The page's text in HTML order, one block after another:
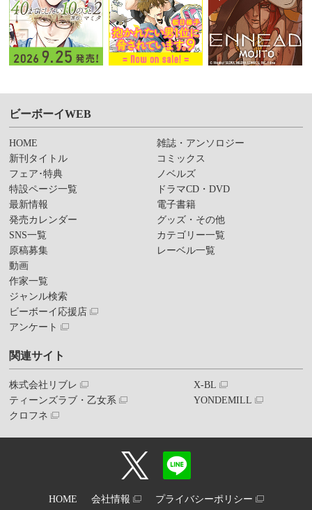
ビーボーイWEB
HOME
新刊タイトル
フェア･特典
特設ページ一覧
最新情報
発売カレンダー
SNS一覧
原稿募集
動画
作家一覧
ジャンル検索
ビーボーイ応援店
アンケート
雑誌・アンソロジー
コミックス
ノベルズ
ドラマCD・DVD
電子書籍
グッズ・その他
カテゴリー一覧
レーベル一覧
関連サイト
株式会社リブレ
ティーンズラブ・乙女系
クロフネ
X-BL
YONDEMILL
HOME 会社情報 プライバシーポリシー